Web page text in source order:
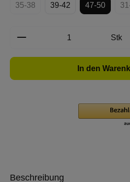
35-38
(Diese Option ist zurzeit nicht
39-42 47-50
Produkt Anzahl: Gib Stk
In den
Beschreibung